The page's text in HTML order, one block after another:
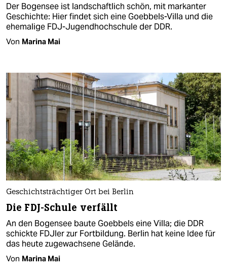
Der Bogensee ist landschaftlich schön, mit markanter
Geschichte: Hier findet sich eine Goebbels-Villa und die
ehemalige FDJ-Jugendhochschule der DDR.
Von Marina Mai
Geschichtsträchtiger Ort bei Berlin
Die FDJ-Schule verfällt
An den Bogensee baute Goebbels eine Villa; die DDR
schickte FDJler zur Fortbildung. Berlin hat keine Idee für
das heute zugewachsene Gelände.
Von Marina Mai